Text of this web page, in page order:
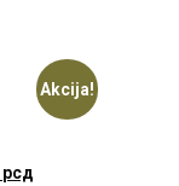
Akcija!
рсд